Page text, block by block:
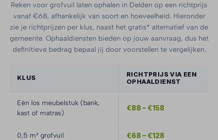
Reken voor grofvuil laten ophalen in Delden op een richtprijs
vanaf €68, afhankelijk van soort en hoeveelheid. Hieronder
zie je richtprijzen per klus, naast het gratis* alternatief van de
gemeente. Ophaaldiensten bieden op jouw aanvraag, dus het
definitieve bedrag bepaal jij door voorstellen te vergelijken.
KLUS
RICHTPRIJS VIA EEN
OPHAALDIENST
Eén los meubelstuk (bank,
kast of matras)
€88 – €158
0,5 m³ grofvuil €68 – €128